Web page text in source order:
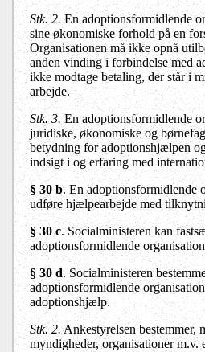
Stk. 2. En adoptionsformidlende
sine økonomiske forhold på en
Organisationen må ikke opnå
anden vinding i forbindelse med
ikke modtage betaling, der står i
arbejde.
Stk. 3.En adoptionsformidlende
juridiske, økonomiske og
betydning for adoptionshjælpen
indsigt i og erfaring med
§ 30 b. En adoptionsformidlende
udføre hjælpearbejde med
§ 30 c. Socialministeren kan
adoptionsformidlende
§ 30 d. Socialministeren
adoptionsformidlende
adoptionshjælp.
Stk. 2.Ankestyrelsen bestemmer,
myndigheder, organisationer m.v.